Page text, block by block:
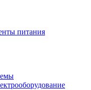
питания